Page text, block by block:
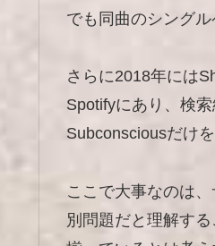
でも同曲のシング
さらに2018年には
Spotifyにあり、検
Subconsciousだけ
ここで大事なのは
別問題だと理解す